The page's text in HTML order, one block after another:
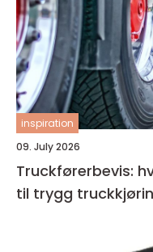
inspiration
09. July 2026
Truckførerbevis:
til trygg